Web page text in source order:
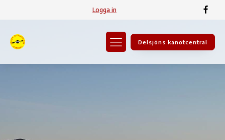
Logga in
Delsjöns kanotcentral